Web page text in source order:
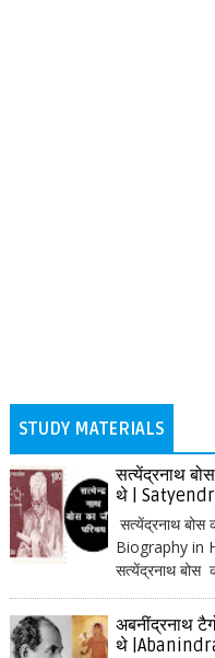
STUDY MATERIALS
सत्येंद्रनाथ
थे |
सत्येंद्रनाथ
Biography in
सत्येंद्रनाथ बोस
अबनींद्रनाथ
थे